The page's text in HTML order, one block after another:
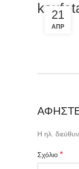
21
ΑΠΡ
Η ηλ.
Σχόλιο *